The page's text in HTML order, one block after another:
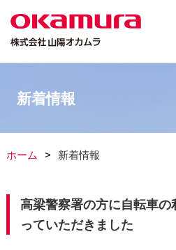
新着情報
ホーム 新着情報
高梁警察署の方に自転車
っていただきました